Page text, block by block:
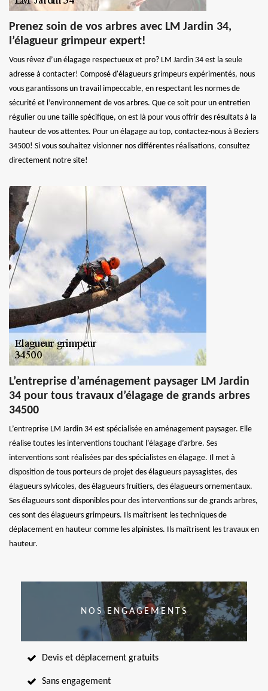
Prenez soin de vos arbres avec LM Jardin 34,
l’élagueur grimpeur expert!
Vous rêvez d’un élagage respectueux et pro? LM Jardin 34 est la seule
adresse à contacter! Composé d'élagueurs grimpeurs expérimentés, nous
vous garantissons un travail impeccable, en respectant les normes de
sécurité et l’environnement de vos arbres. Que ce soit pour un entretien
régulier ou une taille spécifique, on est là pour vous offrir des résultats à la
hauteur de vos attentes. Pour un élagage au top, contactez-nous à Beziers
34500! Si vous souhaitez visionner nos différentes réalisations, consultez
directement notre site!
L’entreprise d’aménagement paysager LM Jardin
34 pour tous travaux d’élagage de grands arbres
34500
L’entreprise LM Jardin 34 est spécialisée en aménagement paysager. Elle
réalise toutes les interventions touchant l’élagage d’arbre. Ses
interventions sont réalisées par des spécialistes en élagage. Il met à
disposition de tous porteurs de projet des élagueurs paysagistes, des
élagueurs sylvicoles, des élagueurs fruitiers, des élagueurs ornementaux.
Ses élagueurs sont disponibles pour des interventions sur de grands arbres,
ces sont des élagueurs grimpeurs. Ils maîtrisent les techniques de
déplacement en hauteur comme les alpinistes. Ils maîtrisent les travaux en
hauteur.
NOS ENGAGEMENTS
Devis et déplacement gratuits
Sans engagement